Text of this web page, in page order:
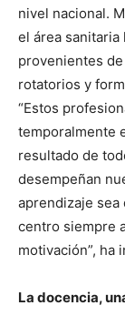
nivel nacional.
el área
provenientes
rotatorios y
“Estos
temporalmente
resultado de
desempeñan
aprendizaje
centro siempre
motivación”, ha
La docencia,